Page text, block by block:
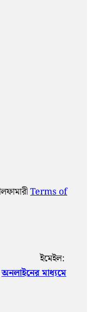
Terms of
ইমেইল:
অনলাইনের মাধ্যমে